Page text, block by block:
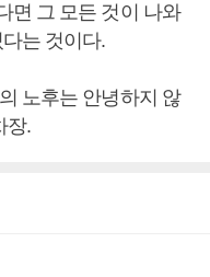
면 그 모든 것이 나와
는 것이다.
노후는 안녕하지 않
장.